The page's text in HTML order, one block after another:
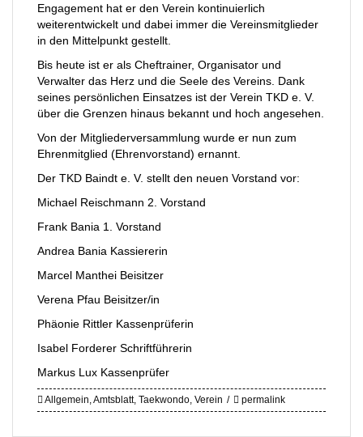
Engagement hat er den Verein kontinuierlich
weiterentwickelt und dabei immer die Vereinsmitglieder
in den Mittelpunkt gestellt.
Bis heute ist er als Cheftrainer, Organisator und
Verwalter das Herz und die Seele des Vereins. Dank
seines persönlichen Einsatzes ist der Verein TKD e. V.
über die Grenzen hinaus bekannt und hoch angesehen.
Von der Mitgliederversammlung wurde er nun zum
Ehrenmitglied (Ehrenvorstand) ernannt.
Der TKD Baindt e. V. stellt den neuen Vorstand vor:
Michael Reischmann 2. Vorstand
Frank Bania 1. Vorstand
Andrea Bania Kassiererin
Marcel Manthei Beisitzer
Verena Pfau Beisitzer/in
Phäonie Rittler Kassenprüferin
Isabel Forderer Schriftführerin
Markus Lux Kassenprüfer
Allgemein,Amtsblatt, Taekwondo, Verein permalink